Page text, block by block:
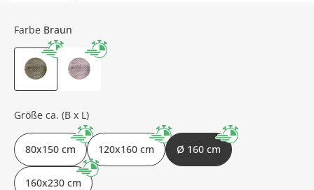
Farbe Braun
Größe ca. (B x L)
80x150 cm 120x160 cm Ø 160 cm
160x230 cm